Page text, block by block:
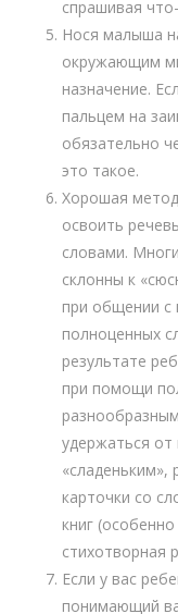
спрашивая
Нося малыша
окружающим
назначение.
пальцем на
обязательно
это такое.
Хорошая
освоить
словами.
склонны к
при общении с
полноценных
результате
при помощи
удержаться
«сладеньким»,
карточки со
книг
стихотворная
Если у вас
понимающий